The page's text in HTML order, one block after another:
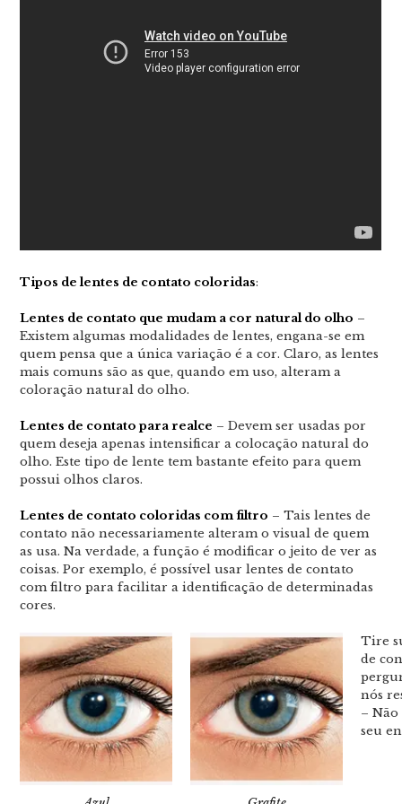
Tipos de lentes de contato coloridas:
Lentes de contato que mudam a cor natural do olho –
Existem algumas modalidades de lentes, engana-se em
quem pensa que a única variação é a cor. Claro, as lentes
mais comuns são as que, quando em uso, alteram a
coloração natural do olho.
Lentes de contato para realce – Devem ser usadas por
quem deseja apenas intensificar a colocação natural do
olho. Este tipo de lente tem bastante efeito para quem
possui olhos claros.
Lentes de contato coloridas com filtro – Tais lentes de
contato não necessariamente alteram o visual de quem
as usa. Na verdade, a função é modificar o jeito de ver as
coisas. Por exemplo, é possível usar lentes de contato
com filtro para facilitar a identificação de determinadas
cores.
Tire
de
nós
–
seu